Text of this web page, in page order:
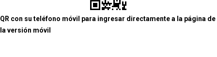
QR con su teléfono móvil para ingresar directamente a la página de
la versión móvil